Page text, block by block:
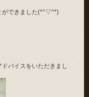
ができました(*^▽^*)
バイスをいただきまし